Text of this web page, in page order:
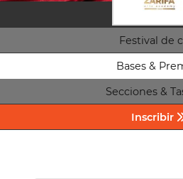
Festival de
Bases &
Secciones &
Inscribir